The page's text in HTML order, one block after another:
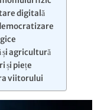
digitală
și agricultură
și piețe
viitorului